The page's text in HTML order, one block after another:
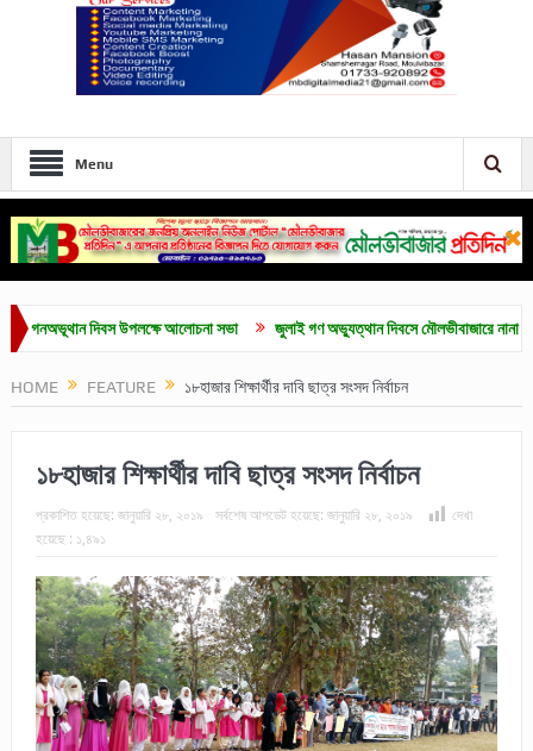
Menu
দিবস উপলক্ষে আলোচনা সভা জুলাই গণ অভ্যুত্থান দিবসে মৌলভীবাজারে নানা কর্মসূচি
HOME FEATURE ১৮হাজার শিক্ষার্থীর দাবি ছাত্র সংসদ নির্বাচন
১৮হাজার শিক্ষার্থীর দাবি ছাত্র সংসদ নির্বাচন
প্রকাশিত হয়েছে: জানুয়ারি ২৮, ২০১৯ সর্বশেষ আপডেট হয়েছে: জানুয়ারি ২৮, ২০১৯
দেখা
হয়েছে : ১,৪৯১